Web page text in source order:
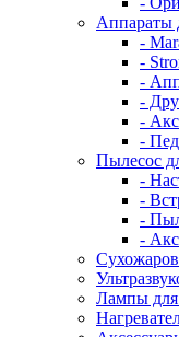
Аппараты
-
-
-
-
-
-
Пылесос
-
-
-
-
Лампы для